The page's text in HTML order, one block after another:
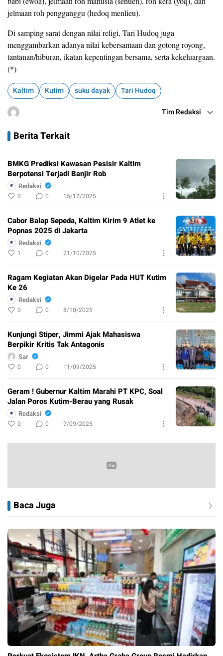
jelmaan roh pengganggu (hedoq menlieu).
Di samping sarat dengan nilai religi, Tari Hudoq juga
menggambarkan adanya nilai kebersamaan dan gotong royong,
tantanan/hiburan, ikatan kepentingan bersama, serta kekeluargaan.
(*)
Kaltim Kutim suku dayak Tari Hudoq
Tim Redaksi
Berita Terkait
BMKG Prediksi Kawasan Pesisir Kaltim
Berpotensi Terjadi Banjir Rob
Redaksi
0 0 15/12/2025
Cabor Balap Sepeda, Kaltim Kirim 9 Atlet ke
Popnas 2025 di Jakarta
Redaksi
1 0 21/10/2025
Ragam Kegiatan Akan Digelar Pada HUT Kutim
Ke 26
Redaksi
0 0 8/10/2025
Kunjungi Stiper, Jimmi Ajak Mahasiswa
Berpikir Kritis Tak Antagonis
Sar
0 0 11/09/2025
Geram ! Gubernur Kaltim Marahi PT KPC, Soal
Jalan Poros Kutim-Berau yang Rusak
Redaksi
0 0 7/09/2025
Baca Juga